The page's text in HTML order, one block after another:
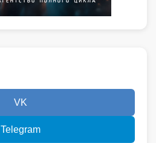
VK
Telegram